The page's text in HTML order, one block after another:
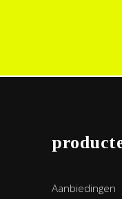
Aanbiedingen